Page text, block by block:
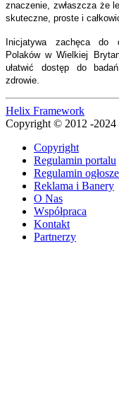
znaczenie, zwłaszcza że
skuteczne, proste i
Inicjatywa zachęca do
Polaków w Wielkiej
ułatwić dostęp do
zdrowie.
Helix Framework
Copyright © 2012 -
Copyright
Regulamin portalu
Regulamin
Reklama i Banery
O Nas
Współpraca
Kontakt
Partnerzy